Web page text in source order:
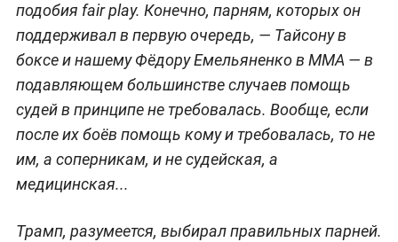
подобия fair play. Конечно, парням, которых он
поддерживал в первую очередь, — Тайсону в
боксе и нашему Фёдору Емельяненко в ММА — в
подавляющем большинстве случаев помощь
судей в принципе не требовалась. Вообще, если
после их боёв помощь кому и требовалась, то не
им, а соперникам, и не судейская, а
медицинская...
Трамп, разумеется, выбирал правильных парней.